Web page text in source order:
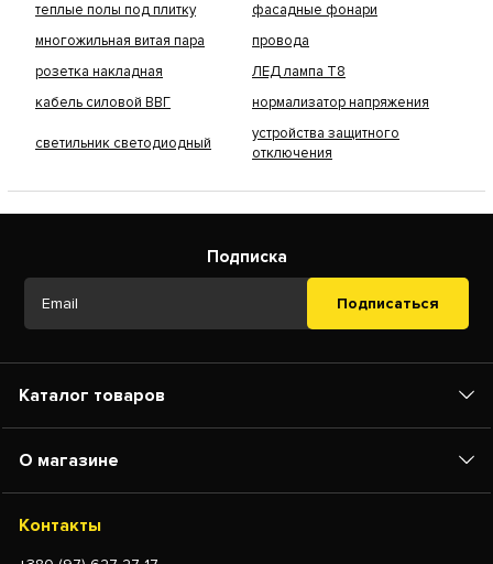
теплые полы под плитку
фасадные фонари
многожильная витая пара
провода
розетка накладная
ЛЕД лампа Т8
кабель силовой ВВГ
нормализатор напряжения
светильник светодиодный
устройства защитного
отключения
Подписка
Подписаться
Каталог товаров
О магазине
Контакты